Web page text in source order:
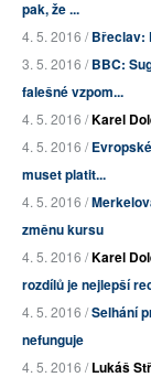
pak, že ...
4. 5. 2016 /Břeclav:
3. 5. 2016 /BBC:
falešné vzpom...
4. 5. 2016 /Karel
4. 5. 2016 /
muset platit...
4. 5. 2016 /
změnu kursu
4. 5. 2016 /Karel
rozdílů je nejlepší
4. 5. 2016 /Selhání
nefunguje
4. 5. 2016 /Lukáš